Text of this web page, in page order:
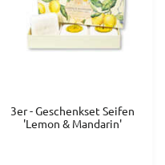
3er - Geschenkset Seifen
'Lemon & Mandarin'